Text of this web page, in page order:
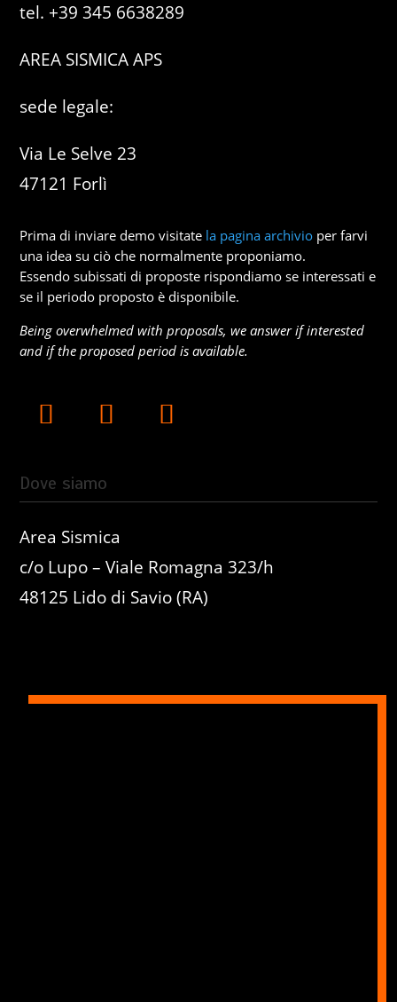
tel. +39 345 6638289
AREA SISMICA APS
sede legale:
Via Le Selve 23
47121 Forlì
Prima di inviare demo visitate la pagina archivio per farvi
una idea su ciò che normalmente proponiamo.
Essendo subissati di proposte rispondiamo se interessati e
se il periodo proposto è disponibile.
Being overwhelmed with proposals, we answer if interested
and if the proposed period is available.
Dove siamo
Area Sismica
c/o Lupo – Viale Romagna 323/h
48125 Lido di Savio (RA)